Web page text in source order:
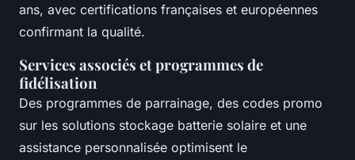
ans, avec certifications françaises et européennes
confirmant la qualité.
Services associés et programmes de
fidélisation
Des programmes de parrainage, des codes promo
sur les solutions stockage batterie solaire et une
assistance personnalisée optimisent le